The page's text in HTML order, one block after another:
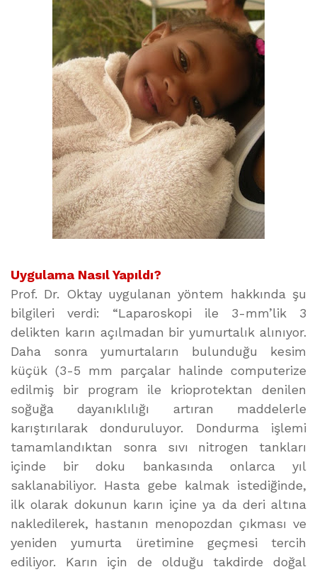
Uygulama Nasıl Yapıldı?
Prof. Dr. Oktay uygulanan yöntem hakkında şu
bilgileri verdi: “Laparoskopi ile 3-mm’lik 3
delikten karın açılmadan bir yumurtalık alınıyor.
Daha sonra yumurtaların bulunduğu kesim
küçük (3-5 mm parçalar halinde computerize
edilmiş bir program ile krioprotektan denilen
soğuğa dayanıklılığı artıran maddelerle
karıştırılarak donduruluyor. Dondurma işlemi
tamamlandıktan sonra sıvı nitrogen tankları
içinde bir doku bankasında onlarca yıl
saklanabiliyor. Hasta gebe kalmak istediğinde,
ilk olarak dokunun karın içine ya da deri altına
nakledilerek, hastanın menopozdan çıkması ve
yeniden yumurta üretimine geçmesi tercih
ediliyor. Karın için de olduğu takdirde doğal